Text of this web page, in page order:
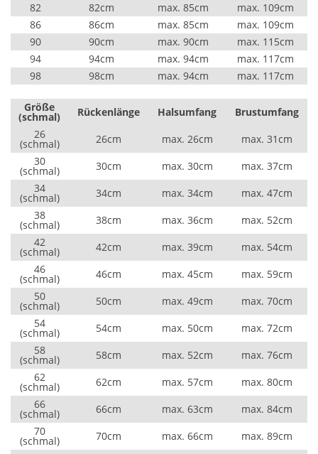
82
82cm max. 85cm
max. 109cm
86
86cm max. 85cm
max. 109cm
90
90cm max. 90cm
max. 115cm
94
94cm max. 94cm
max. 117cm
98
98cm max. 94cm max. 117cm
Größe
(schmal) Rückenlänge Halsumfang
Brustumfang
26
(schmal) 26cm max. 26cm
max. 31cm
30
(schmal) 30cm max. 30cm
max. 37cm
34
(schmal) 34cm max. 34cm
max. 47cm
38
(schmal) 38cm max. 36cm
max. 52cm
42
(schmal) 42cm max. 39cm
max. 54cm
46
(schmal) 46cm max. 45cm
max. 59cm
50
(schmal) 50cm max. 49cm
max. 70cm
54
(schmal) 54cm max. 50cm
max. 72cm
58
(schmal) 58cm max. 52cm
max. 76cm
62
(schmal) 62cm max. 57cm
max. 80cm
66
(schmal) 66cm max. 63cm
max. 84cm
70
(schmal) 70cm max. 66cm
max. 89cm